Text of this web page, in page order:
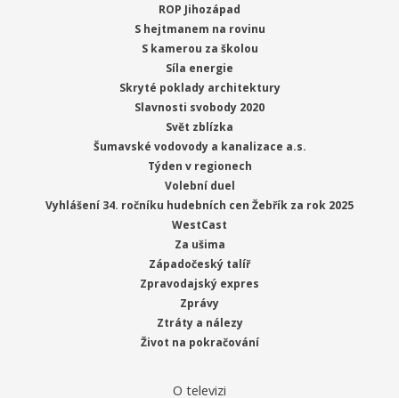
ROP Jihozápad
S hejtmanem na rovinu
S kamerou za školou
Síla energie
Skryté poklady architektury
Slavnosti svobody 2020
Svět zblízka
Šumavské vodovody a kanalizace a.s.
Týden v regionech
Volební duel
Vyhlášení 34. ročníku hudebních cen Žebřík za rok 2025
WestCast
Za ušima
Západočeský talíř
Zpravodajský expres
Zprávy
Ztráty a nálezy
Život na pokračování
O televizi